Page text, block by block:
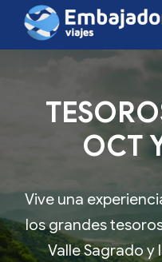
OCT
Vive una
los grandes
Valle Sagrado